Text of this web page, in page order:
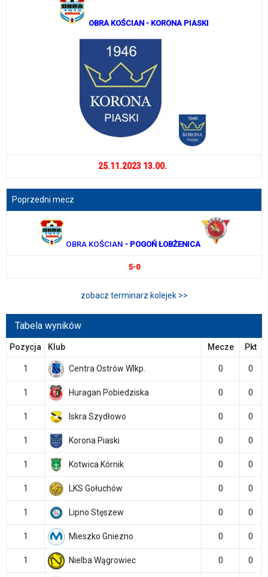
OBRA KOŚCIAN - KORONA PIASKI
25.11.2023 13.00.
Poprzedni mecz
OBRA KOŚCIAN - POGOŃ ŁOBŻENICA
5-0
zobacz terminarz kolejek >>
Tabela wyników
Pozycja Klub Mecze Pkt
1 Centra Ostrów Wlkp. 0 0
1 Huragan Pobiedziska 0 0
1 Iskra Szydłowo 0 0
1 Korona Piaski 0 0
1 Kotwica Kórnik 0 0
1 LKS Gołuchów 0 0
1 Lipno Stęszew 0 0
1 Mieszko Gniezno 0 0
1 Nielba Wągrowiec 0 0